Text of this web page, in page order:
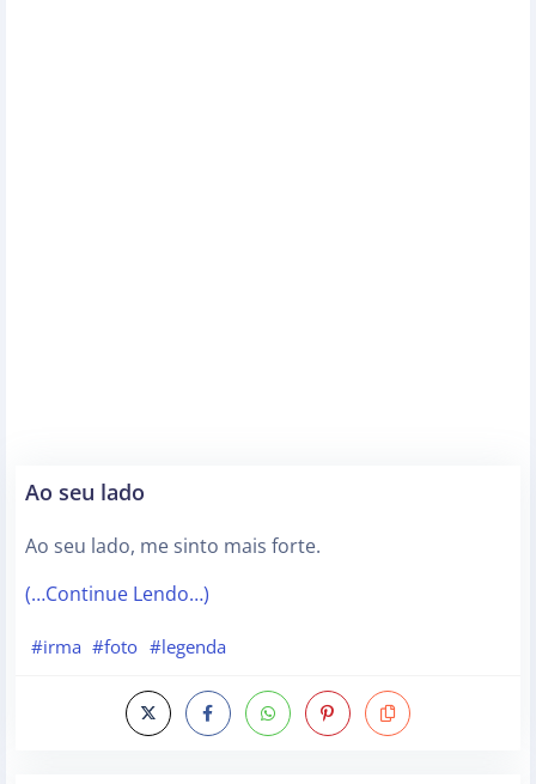
Ao seu lado
Ao seu lado, me sinto mais forte.
(…Continue Lendo…)
#irma #foto #legenda